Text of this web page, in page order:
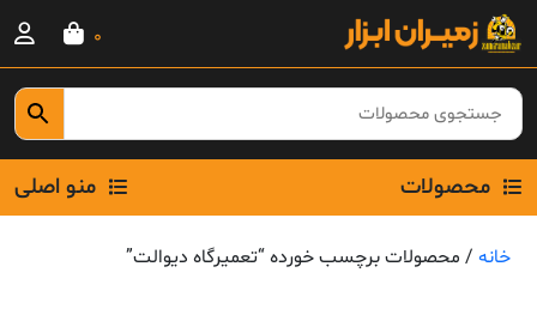
Skip
content
0
محصولات منو اصلی
خانه / محصولات برچسب خورده “تعمیرگاه دیوالت”